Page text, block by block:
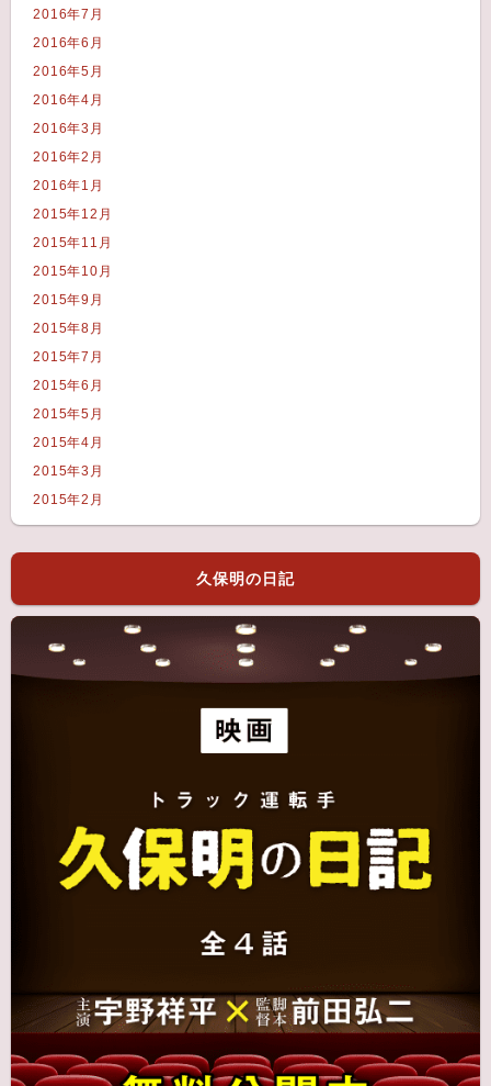
2016年7月
2016年6月
2016年5月
2016年4月
2016年3月
2016年2月
2016年1月
2015年12月
2015年11月
2015年10月
2015年9月
2015年8月
2015年7月
2015年6月
2015年5月
2015年4月
2015年3月
2015年2月
久保明の日記